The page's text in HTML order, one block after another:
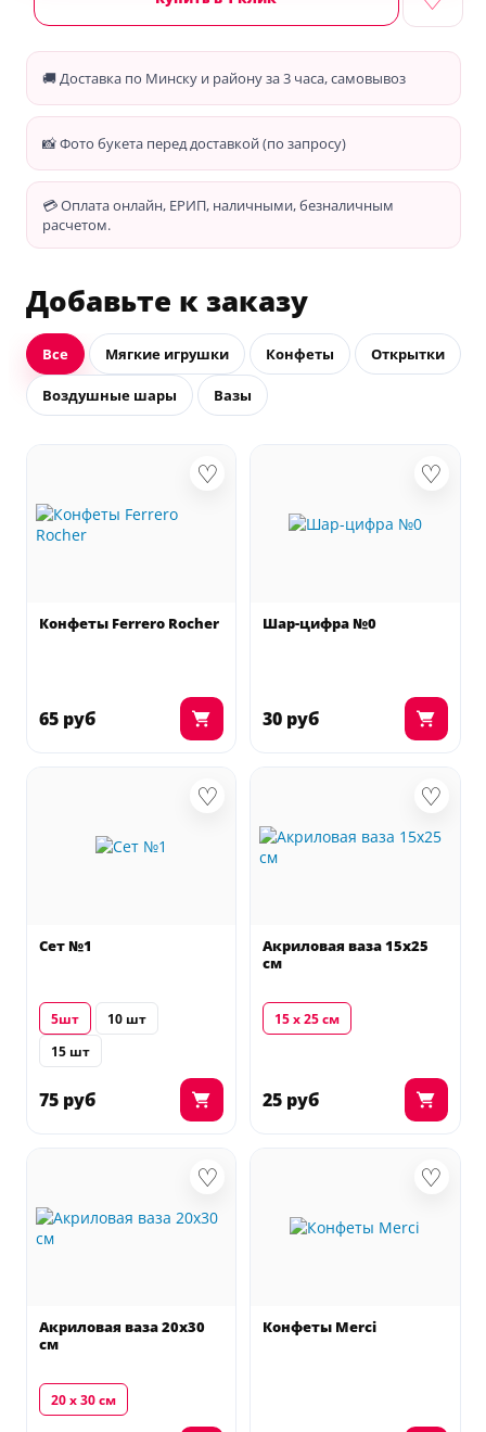
🚚 Доставка по Минску и району за 3 часа, самовывоз
📸 Фото букета перед доставкой (по запросу)
💳 Оплата онлайн, ЕРИП, наличными, безналичным
расчетом.
Добавьте к заказу
Все Мягкие игрушки Конфеты Открытки
Воздушные шары Вазы
♡
Конфеты Ferrero Rocher
65 руб
♡
Шар-цифра №0
30 руб
♡
Сет №1
5шт
10 шт
15 шт
75 руб
♡
Акриловая ваза 15х25
см
15 х 25 см
25 руб
♡
Акриловая ваза 20х30
см
20 х 30 см
♡
Конфеты Merci